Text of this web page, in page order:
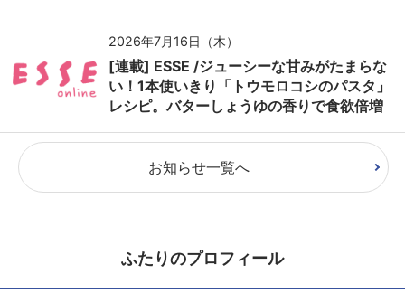
2026年7月16日（木）
[連載] ESSE /ジューシーな甘みがたまらな
い！1本使いきり「トウモロコシのパスタ」
レシピ。バターしょうゆの香りで食欲倍増
お知らせ一覧へ
ふたりのプロフィール